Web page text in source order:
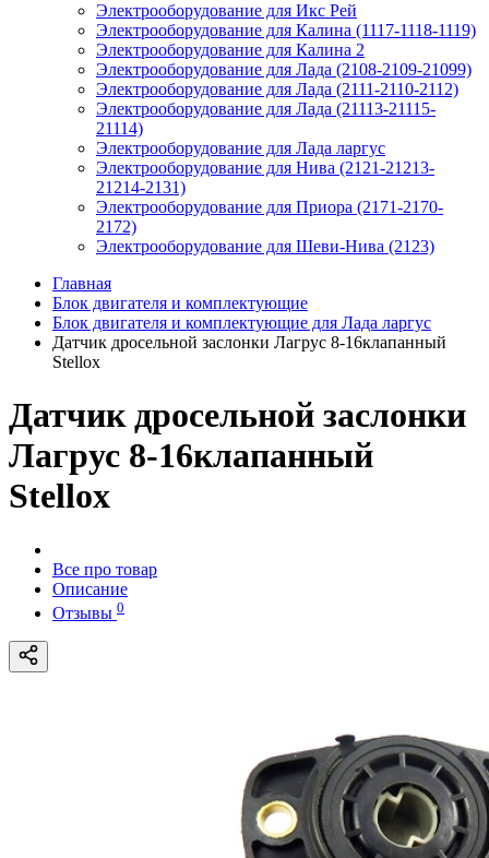
Электрооборудование для Икс Рей
Электрооборудование для Калина (1117-1118-1119)
Электрооборудование для Калина 2
Электрооборудование для Лада (2108-2109-21099)
Электрооборудование для Лада (2111-2110-2112)
Электрооборудование для Лада (21113-21115-
21114)
Электрооборудование для Лада ларгус
Электрооборудование для Нива (2121-21213-
21214-2131)
Электрооборудование для Приора (2171-2170-
2172)
Электрооборудование для Шеви-Нива (2123)
Главная
Блок двигателя и комплектующие
Блок двигателя и комплектующие для Лада ларгус
Датчик дросельной заслонки Лагрус 8-16клапанный
Stellox
Датчик дросельной заслонки
Лагрус 8-16клапанный
Stellox
Все про товар
Описание
Отзывы 0